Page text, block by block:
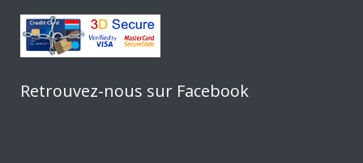
Retrouvez-nous sur Facebook